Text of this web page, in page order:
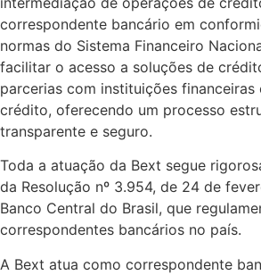
correspondente bancário em
normas do Sistema Financeiro
facilitar o acesso a soluções de
parcerias com instituições financeiras
crédito, oferecendo um processo
transparente e seguro.
Toda a atuação da Bext segue
da Resolução nº 3.954, de 24 de
Banco Central do Brasil, que
correspondentes bancários no país.
A Bext atua como correspondente